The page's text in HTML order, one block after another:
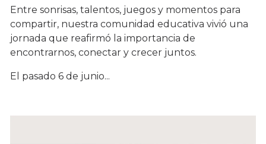
Entre sonrisas, talentos, juegos y momentos para
compartir, nuestra comunidad educativa vivió una
jornada que reafirmó la importancia de
encontrarnos, conectar y crecer juntos.
El pasado 6 de junio...